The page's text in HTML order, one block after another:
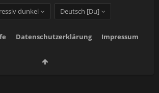
dunkel Deutsch [Du]
Datenschutzerklärung Impressum